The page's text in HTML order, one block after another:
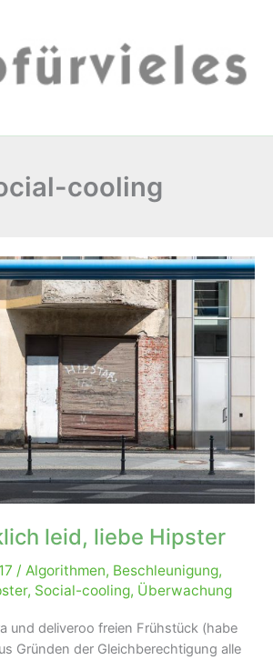
cooling
leid, liebe Hipster
/ Algorithmen, Beschleunigung,
, Social-cooling, Überwachung
und deliveroo freien Frühstück (habe
Gründen der Gleichberechtigung alle